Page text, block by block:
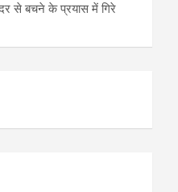
से बचने के प्रयास में गिरे